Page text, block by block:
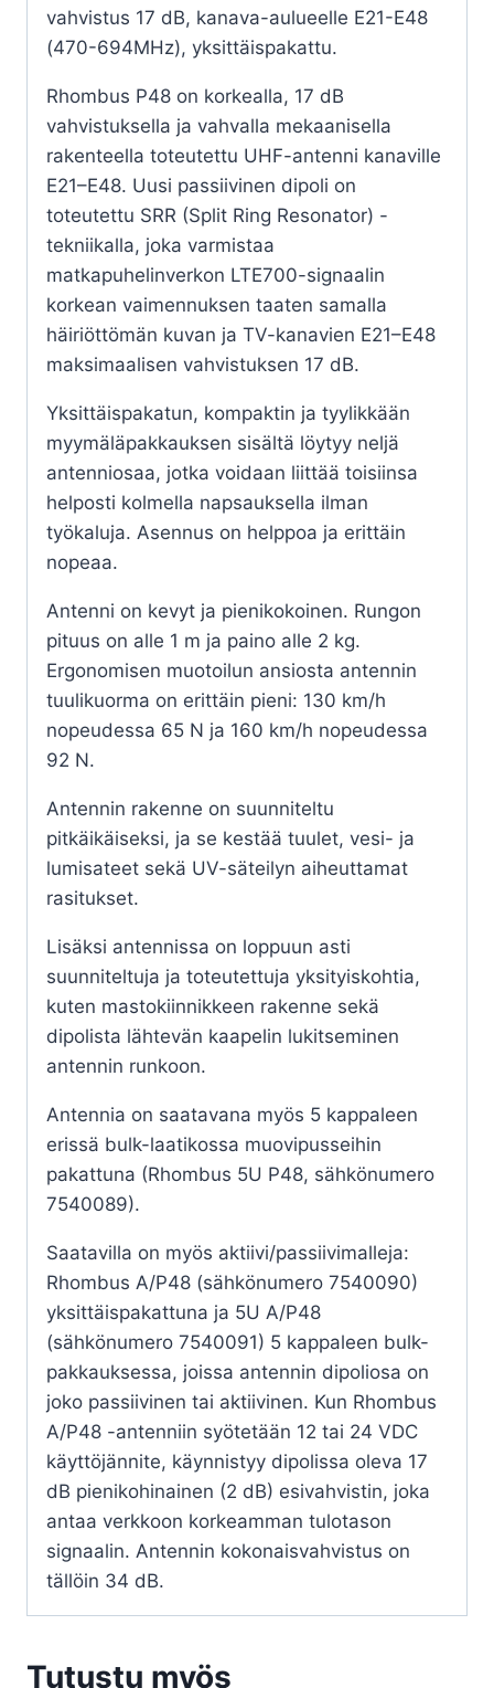
vahvistus 17 dB, kanava-aulueelle E21-E48
(470-694MHz), yksittäispakattu.
Rhombus P48 on korkealla, 17 dB
vahvistuksella ja vahvalla mekaanisella
rakenteella toteutettu UHF-antenni kanaville
E21–E48. Uusi passiivinen dipoli on
toteutettu SRR (Split Ring Resonator) -
tekniikalla, joka varmistaa
matkapuhelinverkon LTE700-signaalin
korkean vaimennuksen taaten samalla
häiriöttömän kuvan ja TV-kanavien E21–E48
maksimaalisen vahvistuksen 17 dB.
Yksittäispakatun, kompaktin ja tyylikkään
myymäläpakkauksen sisältä löytyy neljä
antenniosaa, jotka voidaan liittää toisiinsa
helposti kolmella napsauksella ilman
työkaluja. Asennus on helppoa ja erittäin
nopeaa.
Antenni on kevyt ja pienikokoinen. Rungon
pituus on alle 1 m ja paino alle 2 kg.
Ergonomisen muotoilun ansiosta antennin
tuulikuorma on erittäin pieni: 130 km/h
nopeudessa 65 N ja 160 km/h nopeudessa
92 N.
Antennin rakenne on suunniteltu
pitkäikäiseksi, ja se kestää tuulet, vesi- ja
lumisateet sekä UV-säteilyn aiheuttamat
rasitukset.
Lisäksi antennissa on loppuun asti
suunniteltuja ja toteutettuja yksityiskohtia,
kuten mastokiinnikkeen rakenne sekä
dipolista lähtevän kaapelin lukitseminen
antennin runkoon.
Antennia on saatavana myös 5 kappaleen
erissä bulk-laatikossa muovipusseihin
pakattuna (Rhombus 5U P48, sähkönumero
7540089).
Saatavilla on myös aktiivi/passiivimalleja:
Rhombus A/P48 (sähkönumero 7540090)
yksittäispakattuna ja 5U A/P48
(sähkönumero 7540091) 5 kappaleen bulk-
pakkauksessa, joissa antennin dipoliosa on
joko passiivinen tai aktiivinen. Kun Rhombus
A/P48 -antenniin syötetään 12 tai 24 VDC
käyttöjännite, käynnistyy dipolissa oleva 17
dB pienikohinainen (2 dB) esivahvistin, joka
antaa verkkoon korkeamman tulotason
signaalin. Antennin kokonaisvahvistus on
tällöin 34 dB.
Tutustu myös